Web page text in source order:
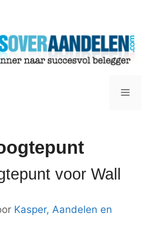
Menu
voor Wall
Kasper, Aandelen en